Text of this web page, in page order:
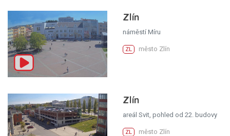
Zlín
náměstí Míru
ZL město Zlín
Zlín
areál Svit, pohled od 22. budovy
ZL město Zlín